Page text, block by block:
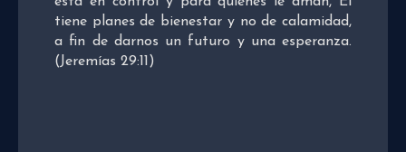
tiene planes de bienestar y no de calamidad,
a fin de darnos un futuro y una esperanza.
(Jeremías 29:11)